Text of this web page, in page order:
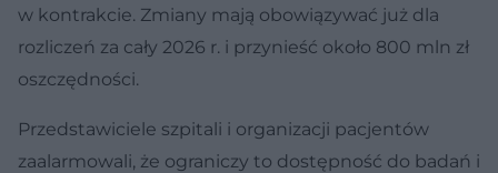
w kontrakcie. Zmiany mają obowiązywać już dla
rozliczeń za cały 2026 r. i przynieść około 800 mln zł
oszczędności.
Przedstawiciele szpitali i organizacji pacjentów
zaalarmowali, że ograniczy to dostępność do badań i